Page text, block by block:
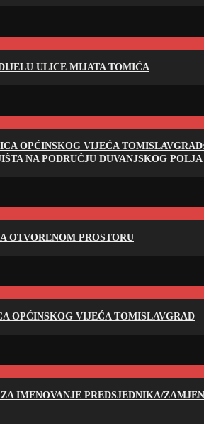
ULICE MIJATA TOMIĆA
OPĆINSKOG VIJEĆA
NA PODRUČJU DUVANJSKOG POLJA
OTVORENOM PROSTORU
OPĆINSKOG VIJEĆA TOMISLAVGRAD
IMENOVANJE PREDSJEDNIKA/